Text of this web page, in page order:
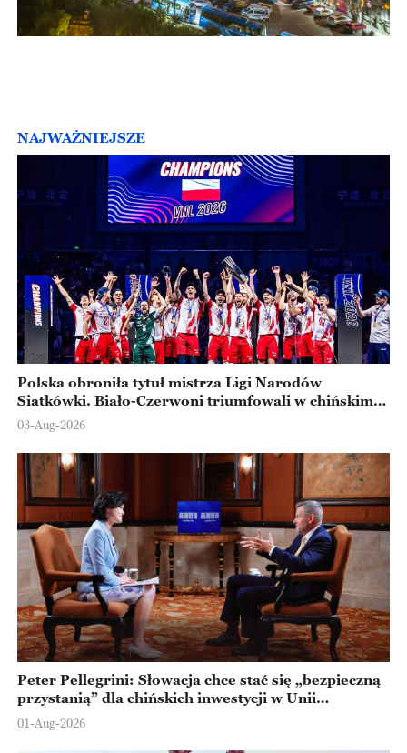
NAJWAŻNIEJSZE
Polska obroniła tytuł mistrza Ligi Narodów
Siatkówki. Biało-Czerwoni triumfowali w chińskim
Ningbo
03-Aug-2026
Peter Pellegrini: Słowacja chce stać się „bezpieczną
przystanią” dla chińskich inwestycji w Unii
Europejskiej
01-Aug-2026